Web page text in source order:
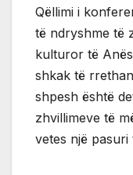
Qëllimi i
të ndryshme të
kulturor të
shkak të
shpesh është
zhvillimeve të
vetes një